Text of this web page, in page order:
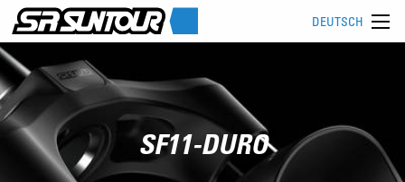
DEUTSCH
SF11-DURO